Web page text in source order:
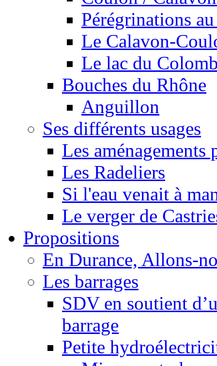
Pérégrinations
Le Calavon-
Le lac du
Bouches du Rhône
Anguillon
Ses différents usages
Les
Les Radeliers
Si l'eau venait à
Le verger de
Propositions
En Durance, Allons-
Les barrages
SDV en soutient
barrage
Petite